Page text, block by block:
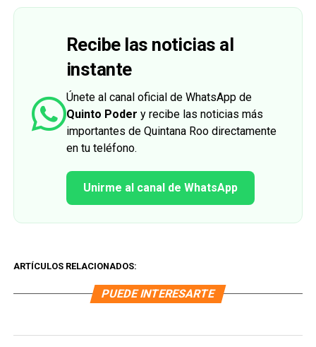
Recibe las noticias al
instante
Únete al canal oficial de WhatsApp de
Quinto Poder y recibe las noticias más
importantes de Quintana Roo directamente
en tu teléfono.
Unirme al canal de WhatsApp
ARTÍCULOS RELACIONADOS:
PUEDE INTERESARTE